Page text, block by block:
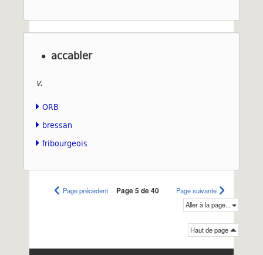
accabler
v.
ORB
bressan
fribourgeois
Page précedent Page 5 de 40
Page suivante
Aller à la page...
Haut de page